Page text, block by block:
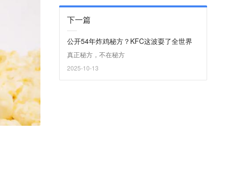
下一篇
公开54年炸鸡秘方？KFC这波耍了全世界
真正秘方，不在秘方
2025-10-13